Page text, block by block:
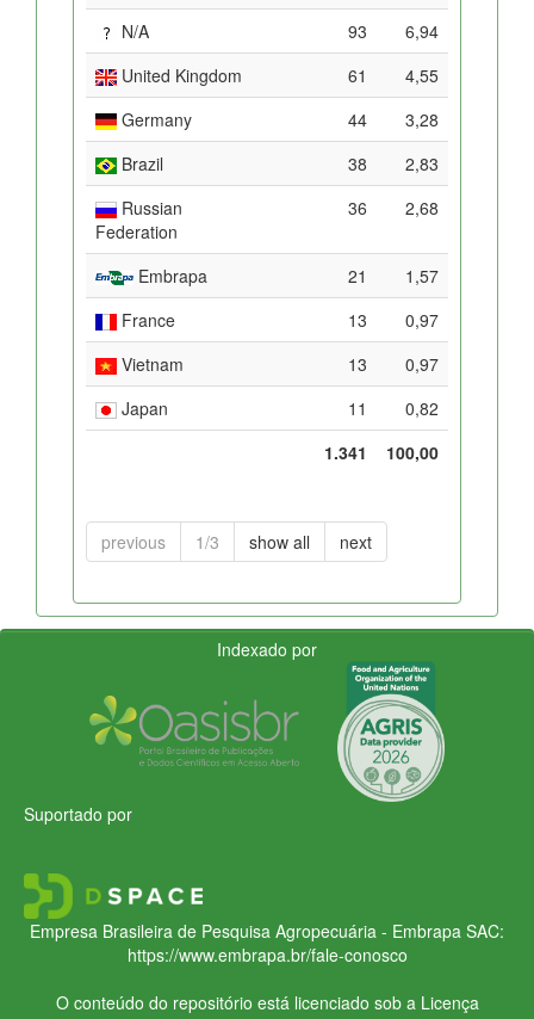
N/A 93
6,94
United Kingdom
61
4,55
Germany
44
3,28
Brazil
38
2,83
Russian
Federation
36 2,68
Embrapa 21
1,57
France
13
0,97
Vietnam
13
0,97
Japan
11
0,82
1.341
100,00
previous 1/3 show all next
Indexado por
Suportado por
Empresa Brasileira de Pesquisa Agropecuária - Embrapa SAC:
https://www.embrapa.br/fale-conosco
O conteúdo do repositório está licenciado sob a Licença